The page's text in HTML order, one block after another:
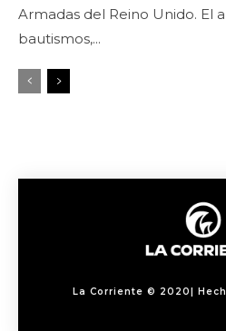
Armadas del Reino Unido. El
bautismos,...
La Corriente © 2020|